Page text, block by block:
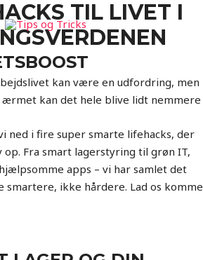
TIL LIVET I
kan være en udfordring, men
kan det hele blive lidt nemmere
ned i fire super smarte lifehacks, der
Fra smart lagerstyring til grøn IT,
apps – vi har samlet det
smartere, ikke hårdere. Lad os komme